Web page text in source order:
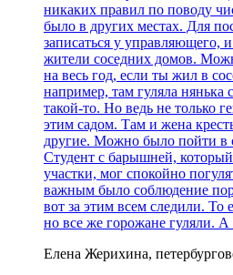
никаких правил по поводу
было в других местах. Для
записаться у управляющего,
жители соседних домов.
на весь год, если ты жил в
например, там гуляла нянька
такой-то. Но ведь не только
этим садом. Там и жена
другие. Можно было пойти в
Студент с барышней,
участки, мог спокойно
важным было соблюдение
вот за этим всем следили. То
но все же горожане гуляли.
Елена Жерихина,